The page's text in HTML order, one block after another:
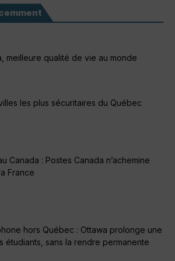
meilleure qualité de vie au monde
les plus sécuritaires du Québec
Canada : Postes Canada n’achemine
France
hors Québec : Ottawa prolonge une
étudiants, sans la rendre permanente